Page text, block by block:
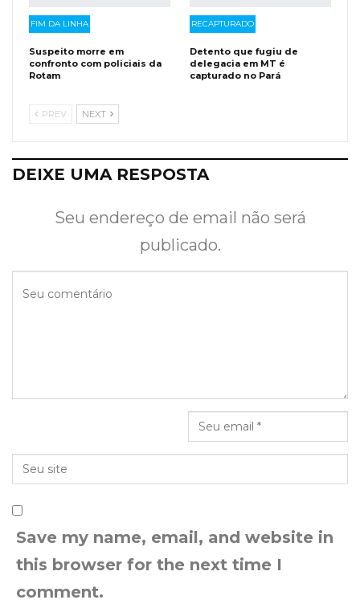
FIM DA LINHA
Suspeito morre em
confronto com policiais da
Rotam
RECAPTURADO
Detento que fugiu de
delegacia em MT é
capturado no Pará
PREV NEXT
DEIXE UMA RESPOSTA
Seu endereço de email não será
publicado.
Save my name, email, and website in
this browser for the next time I
comment.